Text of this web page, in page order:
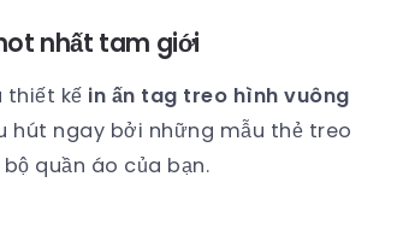
nhất tam giới
thiết kế in ấn tag treo hình vuông
hút ngay bởi những mẫu thẻ treo
quần áo của bạn.